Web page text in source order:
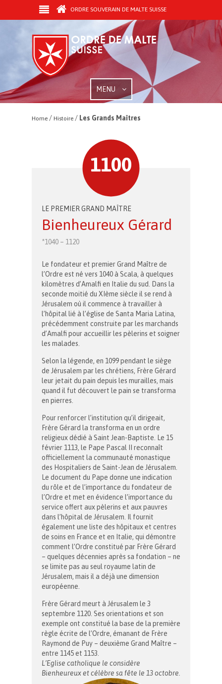
ORDRE SOUVERAIN DE MALTE SUISSE
MENU
Home / Histoire / Les Grands Maîtres
1100
LE PREMIER GRAND MAÎTRE
Bienheureux Gérard
*1040 – 1120
Le fondateur et premier Grand Maître de
l’Ordre est né vers 1040 à Scala, à quelques
kilomètres d’Amalfi en Italie du sud. Dans la
seconde moitié du XIème siècle il se rend à
Jérusalem où il commence à travailler à
l’hôpital lié à l’église de Santa Maria Latina,
précédemment construite par les marchands
d’Amalfi pour accueillir les pèlerins et soigner
les malades.
Selon la légende, en 1099 pendant le siège
de Jérusalem par les chrétiens, Frère Gérard
leur jetait du pain depuis les murailles, mais
quand il fut découvert le pain se transforma
en pierres.
Pour renforcer l’institution qu’il dirigeait,
Frère Gérard la transforma en un ordre
religieux dédié à Saint Jean-Baptiste. Le 15
février 1113, le Pape Pascal II reconnaît
officiellement la communauté monastique
des Hospitaliers de Saint-Jean de Jérusalem.
Le document du Pape donne une indication
du rôle et de l’importance du fondateur de
l’Ordre et met en évidence l’importance du
service offert aux pèlerins et aux pauvres
dans l’hôpital de Jérusalem. Il fournit
également une liste des hôpitaux et centres
de soins en France et en Italie, qui démontre
comment l’Ordre constitué par Frère Gérard
– quelques décennies après sa fondation – ne
se limite pas au seul royaume latin de
Jérusalem, mais il a déjà une dimension
européenne.
Frère Gérard meurt à Jérusalem le 3
septembre 1120. Ses orientations et son
exemple ont constitué la base de la première
règle écrite de l’Ordre, émanant de Frère
Raymond de Puy – deuxième Grand Maître –
entre 1145 et 1153.
L’Eglise catholique le considère
Bienheureux et célèbre sa fête le 13 octobre.